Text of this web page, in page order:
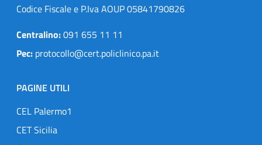
Codice Fiscale e P.Iva AOUP 05841790826
Centralino:091 655 11 11
Pec: protocollo@cert.policlinico.pa.it
PAGINE UTILI
CEL Palermo1
CET Sicilia